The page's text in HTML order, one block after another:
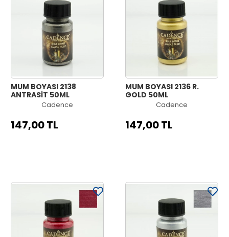
MUM BOYASI 2138
ANTRASİT 50ML
Cadence
147,00 TL
MUM BOYASI 2136 R.
GOLD 50ML
Cadence
147,00 TL